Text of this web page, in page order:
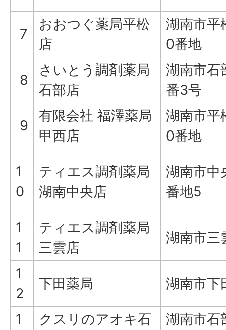
7
おおつぐ薬局平松
店
湖南市平
0番地
8
さいとう調剤薬局
石部店
湖南市石
番3号
9
有限会社 福澤薬局
甲西店
湖南市平
0番地
1
0
ティエス調剤薬局
湖南中央店
湖南市中
番地5
1
1
ティエス調剤薬局
三雲店
湖南市三
1
2
下田薬局 湖南市下
1
クスリのアオキ石
湖南市石